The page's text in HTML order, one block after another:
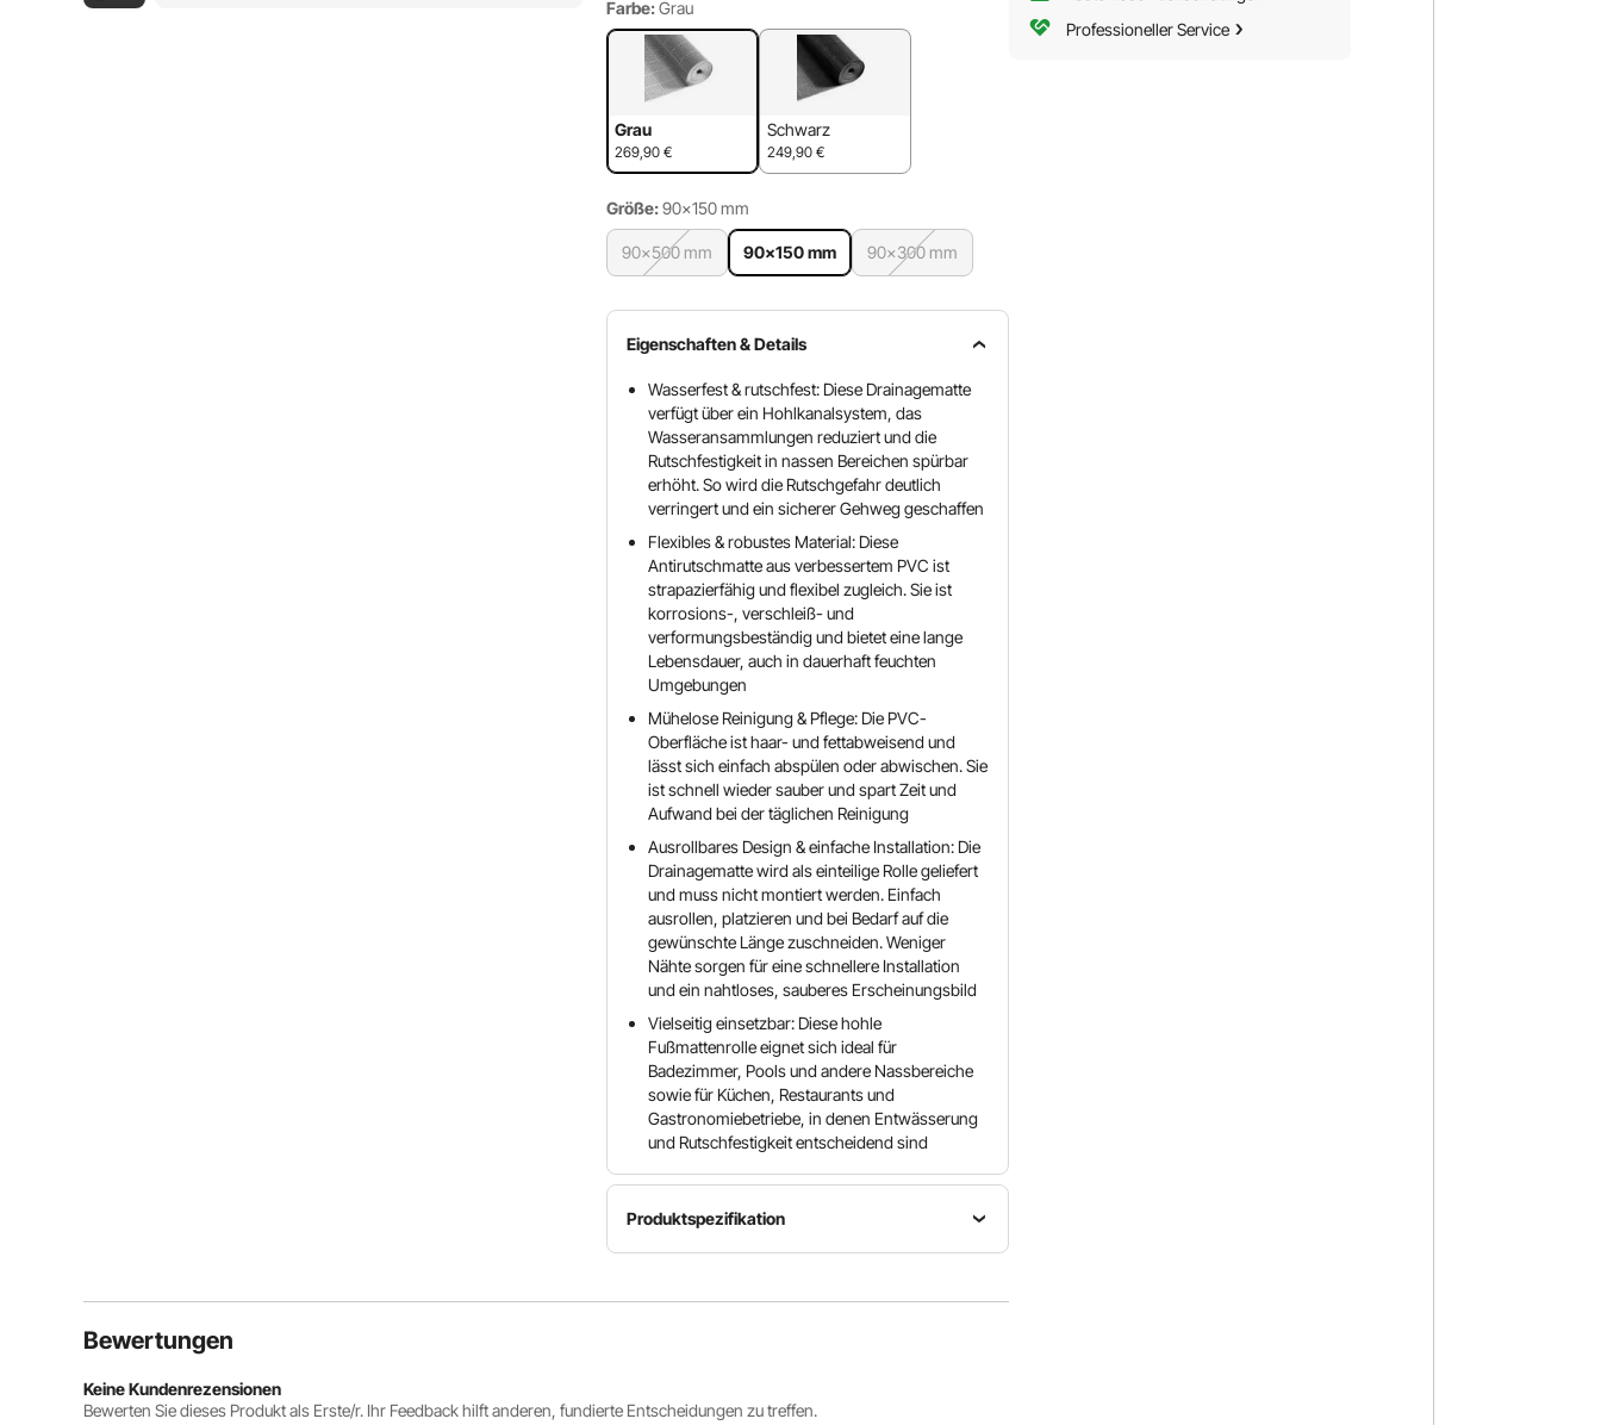
Farbe: Grau
Grau
269,90 €
Schwarz
249,90 €
Größe: 90x150 mm
90x500 mm 90x150 mm 90x300 mm
Eigenschaften & Details
Wasserfest & rutschfest: Diese Drainagematte
verfügt über ein Hohlkanalsystem, das
Wasseransammlungen reduziert und die
Rutschfestigkeit in nassen Bereichen spürbar
erhöht. So wird die Rutschgefahr deutlich
verringert und ein sicherer Gehweg geschaffen
Flexibles & robustes Material: Diese
Antirutschmatte aus verbessertem PVC ist
strapazierfähig und flexibel zugleich. Sie ist
korrosions-, verschleiß- und
verformungsbeständig und bietet eine lange
Lebensdauer, auch in dauerhaft feuchten
Umgebungen
Mühelose Reinigung & Pflege: Die PVC-
Oberfläche ist haar- und fettabweisend und
lässt sich einfach abspülen oder abwischen. Sie
ist schnell wieder sauber und spart Zeit und
Aufwand bei der täglichen Reinigung
Ausrollbares Design & einfache Installation: Die
Drainagematte wird als einteilige Rolle geliefert
und muss nicht montiert werden. Einfach
ausrollen, platzieren und bei Bedarf auf die
gewünschte Länge zuschneiden. Weniger
Nähte sorgen für eine schnellere Installation
und ein nahtloses, sauberes Erscheinungsbild
Vielseitig einsetzbar: Diese hohle
Fußmattenrolle eignet sich ideal für
Badezimmer, Pools und andere Nassbereiche
sowie für Küchen, Restaurants und
Gastronomiebetriebe, in denen Entwässerung
und Rutschfestigkeit entscheidend sind
Produktspezifikation
Bewertungen
Keine Kundenrezensionen
Bewerten Sie dieses Produkt als Erste/r. Ihr Feedback hilft anderen, fundierte Entscheidungen zu treffen.
Professioneller Service